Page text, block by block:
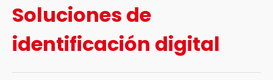
Soluciones de
identificación digital